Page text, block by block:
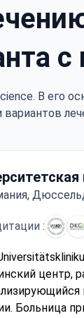
В его
:
центр,
Больница